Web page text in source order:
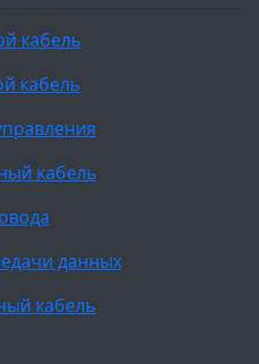
кабель
кабель
кабель
данных
кабель